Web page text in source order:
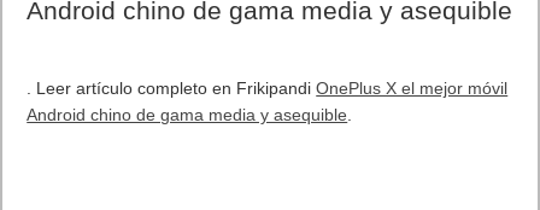
móvil Android chino de gama
media y asequible